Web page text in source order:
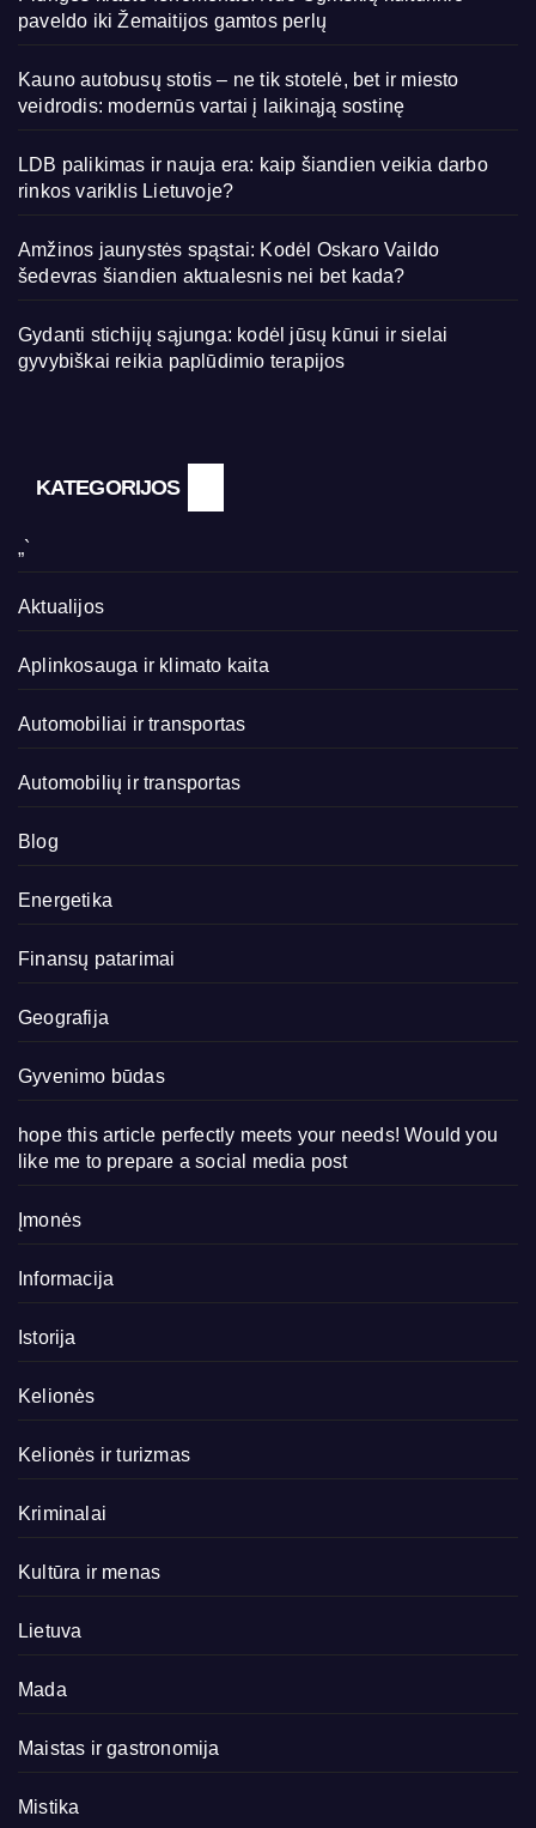
paveldo iki Žemaitijos gamtos perlų
Kauno autobusų stotis – ne tik stotelė, bet ir miesto
veidrodis: modernūs vartai į laikinąją sostinę
LDB palikimas ir nauja era: kaip šiandien veikia darbo
rinkos variklis Lietuvoje?
Amžinos jaunystės spąstai: Kodėl Oskaro Vaildo
šedevras šiandien aktualesnis nei bet kada?
Gydanti stichijų sąjunga: kodėl jūsų kūnui ir sielai
gyvybiškai reikia paplūdimio terapijos
KATEGORIJOS
„`
Aktualijos
Aplinkosauga ir klimato kaita
Automobiliai ir transportas
Automobilių ir transportas
Blog
Energetika
Finansų patarimai
Geografija
Gyvenimo būdas
hope this article perfectly meets your needs! Would you
like me to prepare a social media post
Įmonės
Informacija
Istorija
Kelionės
Kelionės ir turizmas
Kriminalai
Kultūra ir menas
Lietuva
Mada
Maistas ir gastronomija
Mistika